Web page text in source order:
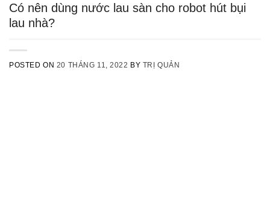
Có nên dùng nước lau sàn cho robot hút bụi
lau nhà?
POSTED ON 20 THÁNG 11, 2022 BY TRỊ QUẢN